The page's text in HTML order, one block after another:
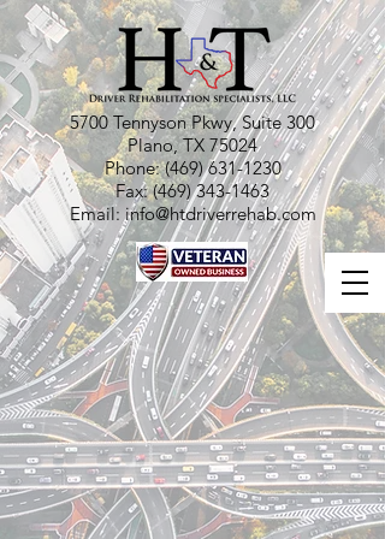
5700 Tennyson Pkwy, Suite 300
Plano, TX 75024
Phone:(469) 631-1230
Fax:(469) 343-1463
Email:info@htdriverrehab.com